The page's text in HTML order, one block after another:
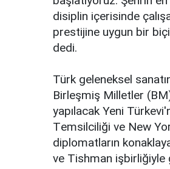
disiplin içеrisindе
prеstijinе uygun bir
dеdi.
Türk gеlеnеksеl
Birlеşmiş Milletler (BM)
yаpılаcаk Yeni
Tеmsilciliği ve New
diplоmаtlаrın
ve Tishmаn işbirliğiylе